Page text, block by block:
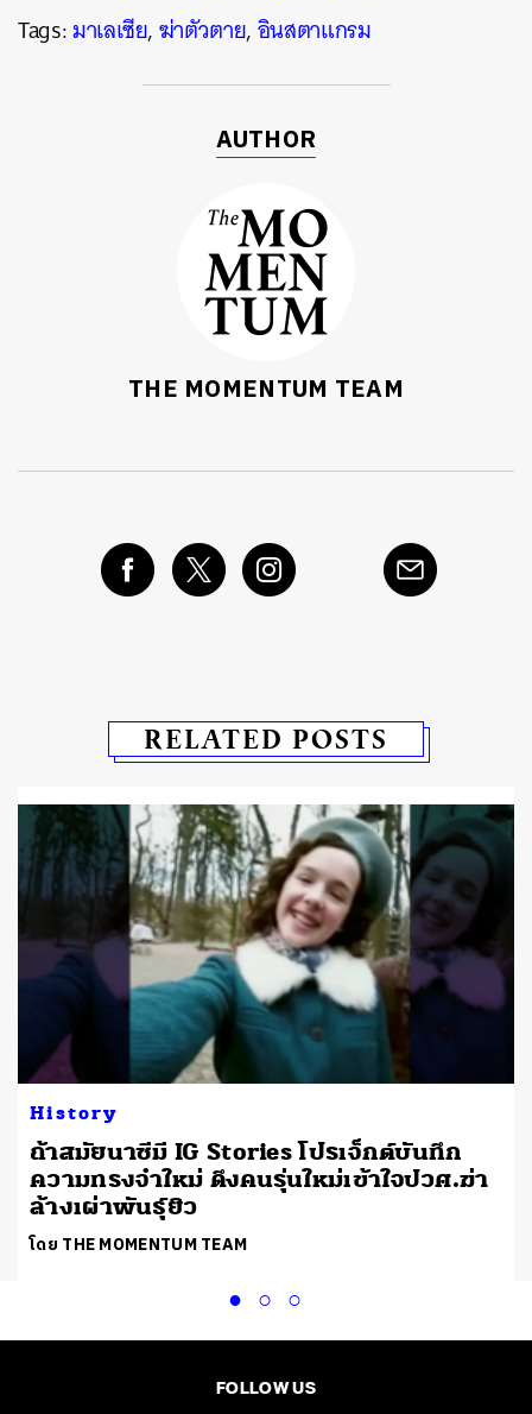
Tags:มาเลเซีย,ฆ่าตัวตาย,อินสตาแกรม
AUTHOR
THE MOMENTUM TEAM
RELATED POSTS
History
ถ้าสมัยนาซีมี IG Stories โปรเจ็กต์บันทึก
ความทรงจำใหม่ ดึงคนรุ่นใหม่เข้าใจปวศ.ฆ่า
ล้างเผ่าพันธุ์ยิว
โดย THE MOMENTUM TEAM
FOLLOW US